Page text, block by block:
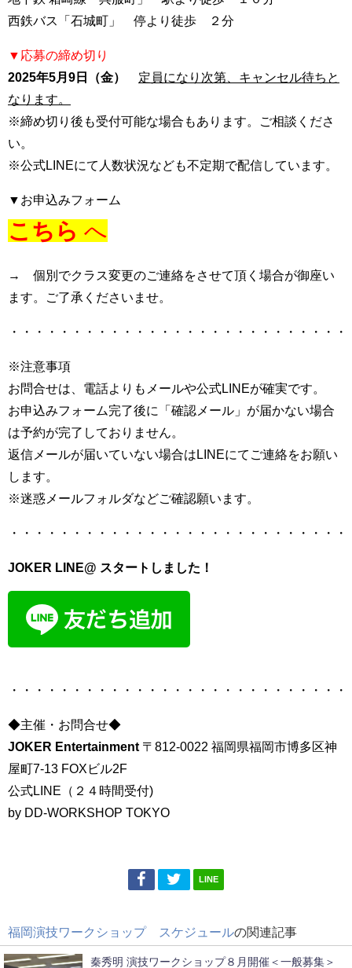
西鉄バス「石城町」 停より徒歩 ２分
▼応募の締め切り
2025年5月9日（金）
定員になり次第、キャンセル待ちと
なります。
※締め切り後も受付可能な場合もあります。
ご相談くださ
い。
※公式LINEにて人数状況なども不定期で配信しています。
▼お申込みフォーム
こちら へ
→ 個別でクラス変更のご連絡をさせて頂く場合が御座い
ます。ご了承くださいませ。
・・・・・・・・・・・・・・・・・・・・・・・・・・
※注意事項
お問合せは、電話よりもメールや公式LINEが確実です。
お申込みフォーム完了後に「確認メール」が届かない場合
は予約が完了しておりません。
返信メールが届いていない場合はLINEにてご連絡をお願い
します。
※迷惑メールフォルダなどご確認願います。
・・・・・・・・・・・・・・・・・・・・・・・・・・
JOKER LINE@ スタートしました！
・・・・・・・・・・・・・・・・・・・・・・・・・・
◆主催・お問合せ◆
JOKER Entertainment 〒812-0022 福岡県福岡市博多区神
屋町7-13 FOXビル2F
公式LINE（２４時間受付)
by DD-WORKSHOP TOKYO
LINE
福岡演技ワークショップ スケジュールの関連記事
秦秀明 演技ワークショップ８月開催＜一般募集＞